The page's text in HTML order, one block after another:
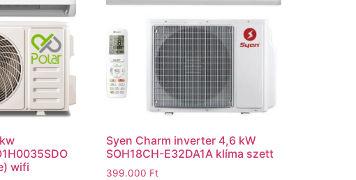
wifi
Syen Charm inverter 4,6 kW
SOH18CH-E32DA1A klíma szett
399.000 Ft